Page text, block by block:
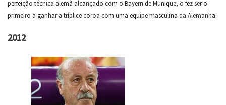
perfeição técnica alemã alcançado com o Bayern de Munique, o fez ser o
primeiro a ganhar a tríplice coroa com uma equipe masculina da Alemanha.
2012